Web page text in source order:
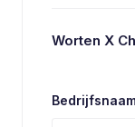
Worten X